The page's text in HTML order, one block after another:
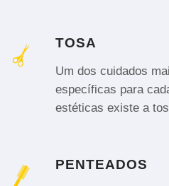
TOSA
Um dos cuidados
específicas para
estéticas existe a
PENTEADOS